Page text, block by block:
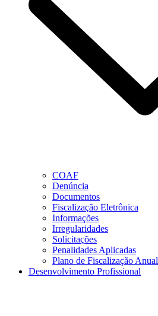
COAF
Denúncia
Documentos
Fiscalização Eletrônica
Informações
Irregularidades
Solicitações
Penalidades Aplicadas
Plano de Fiscalização Anual
Desenvolvimento Profissional